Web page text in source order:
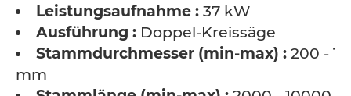
Leistungsaufnahme : 37 kW
Ausführung : Doppel-Kreissäge
Stammdurchmesser (min-max) : 200 -
mm